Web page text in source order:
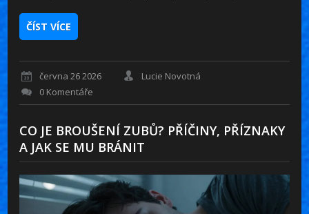
ČÍST VÍCE
června 26 2026
Lucie Novotná
0 Komentáře
CO JE BROUŠENÍ ZUBŮ? PŘÍČINY, PŘÍZNAKY
A JAK SE MU BRÁNIT